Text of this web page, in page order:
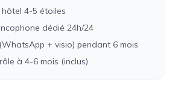
4-5 étoiles
dédié 24h/24
+ visio) pendant 6 mois
à 4-6 mois (inclus)